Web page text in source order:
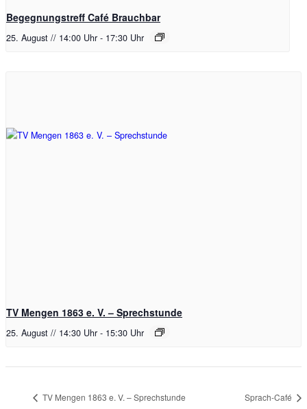
Begegnungstreff Café Brauchbar
25. August // 14:00 Uhr - 17:30 Uhr
TV Mengen 1863 e. V. – Sprechstunde
25. August // 14:30 Uhr - 15:30 Uhr
TV Mengen 1863 e. V. – Sprechstunde Sprach-Café